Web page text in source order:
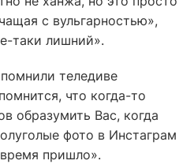
с вульгарностью»,
таки лишний».
теледиве
что когда-то
образумить Вас, когда
фото в Инстаграм
пришло».